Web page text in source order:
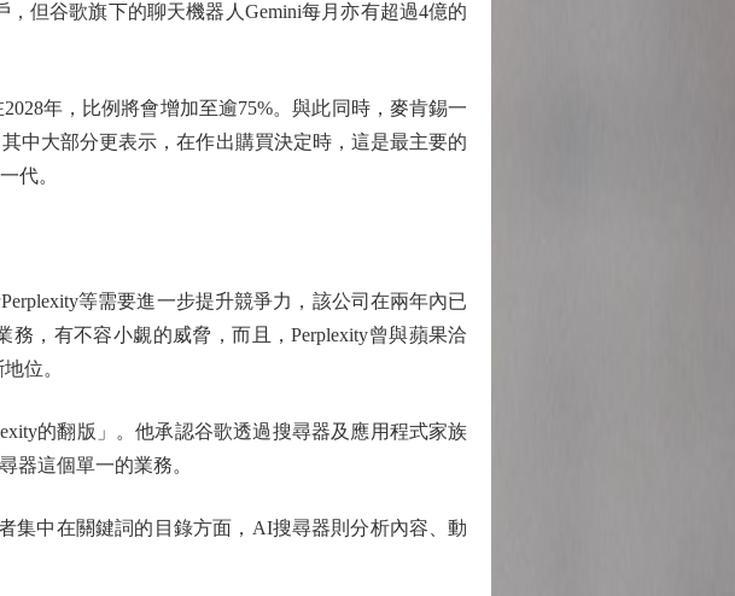
但谷歌旗下的聊天機器人Gemini每月亦有超過4億的
年，比例將會增加至逾75%。與此同時，麥肯錫一
中大部分更表示，在作出購買決定時，這是最主要的
代。
等需要進一步提升競爭力，該公司在兩年內已
，有不容小覷的威脅，而且，Perplexity曾與蘋果洽
位。
的翻版」。他承認谷歌透過搜尋器及應用程式家族
器這個單一的業務。
中在關鍵詞的目錄方面，AI搜尋器則分析內容、動